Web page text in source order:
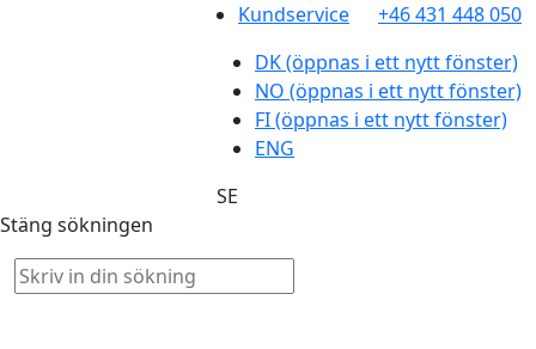
Kundservice
+46 431 448 050
DK(öppnas i ett nytt fönster)
NO (öppnas i ett nytt fönster)
FI(öppnas i ett nytt fönster)
ENG
SE
Stäng sökningen